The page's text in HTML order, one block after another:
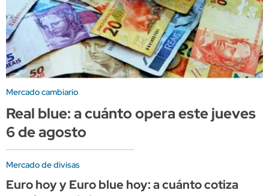
Mercado cambiario
Real blue: a cuánto opera este jueves
6 de agosto
Mercado de divisas
Euro hoy y Euro blue hoy: a cuánto cotiza